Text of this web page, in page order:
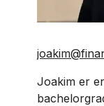
Joakim er